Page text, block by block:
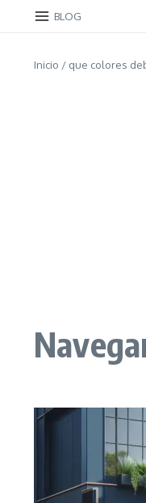
BLOG
Inicio / que colores